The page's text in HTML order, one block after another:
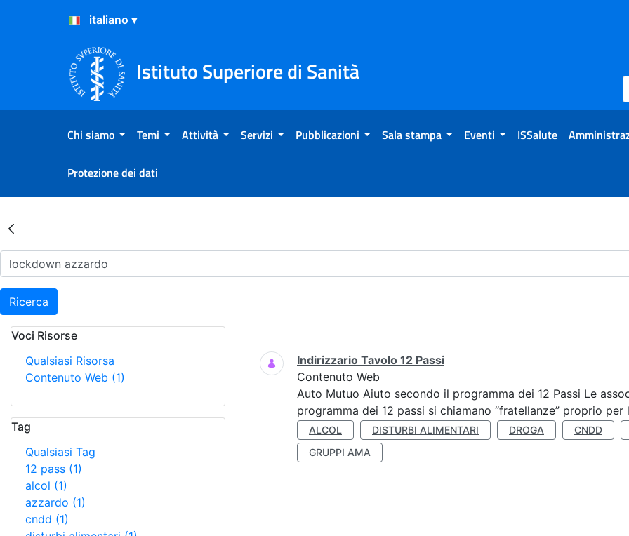
Salta al Contenuto
Salta al Footer
Istituto Superiore di Sanità
Chi siamo Temi Attività Servizi Pubblicazioni Sala stampa Eventi ISSalute
Protezione dei dati
Risultati della Ricerca - Archivio
Ricerca
Voci Risorse
Qualsiasi Risorsa
Contenuto Web (1)
Tag
Qualsiasi Tag
12 pass (1)
alcol (1)
azzardo (1)
cndd (1)
Ricerca
Indirizzario Tavolo 12 Passi
Contenuto Web
Auto Mutuo Aiuto secondo il programma dei 12 Passi Le
programma dei 12 passi si chiamano “fratellanze” proprio
ALCOL DISTURBI ALIMENTARI DROGA
CNDD
GRUPPI AMA